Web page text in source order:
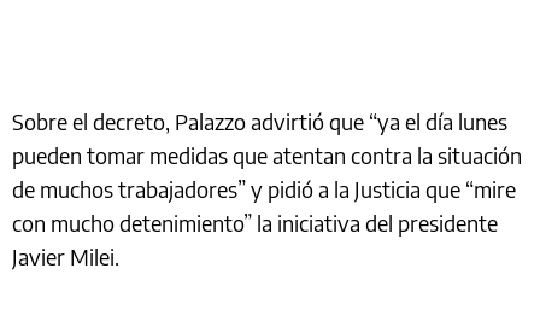
Sobre el decreto, Palazzo advirtió que “ya el día lunes
pueden tomar medidas que atentan contra la situación
de muchos trabajadores” y pidió a la Justicia que “mire
con mucho detenimiento” la iniciativa del presidente
Javier Milei.